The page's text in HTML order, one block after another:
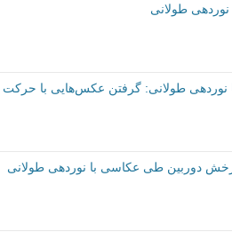
نوردهی طولانی
طولانی: گرفتن عکس‌هایی با حرکت
دوربین طی عکاسی با نوردهی طولانی